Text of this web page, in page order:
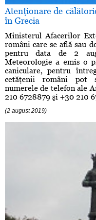
Atenţionare de
în Grecia
Ministerul Afacerilor
români care se află sau
pentru data de 2
Meteorologie a emis o
caniculare, pentru
cetăţenii români pot
numerele de telefon ale
210 6728879 şi +30 210
(2 august 2019)